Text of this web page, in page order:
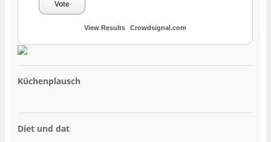
Vote
View Results Crowdsignal.com
Küchenplausch
Diet und dat